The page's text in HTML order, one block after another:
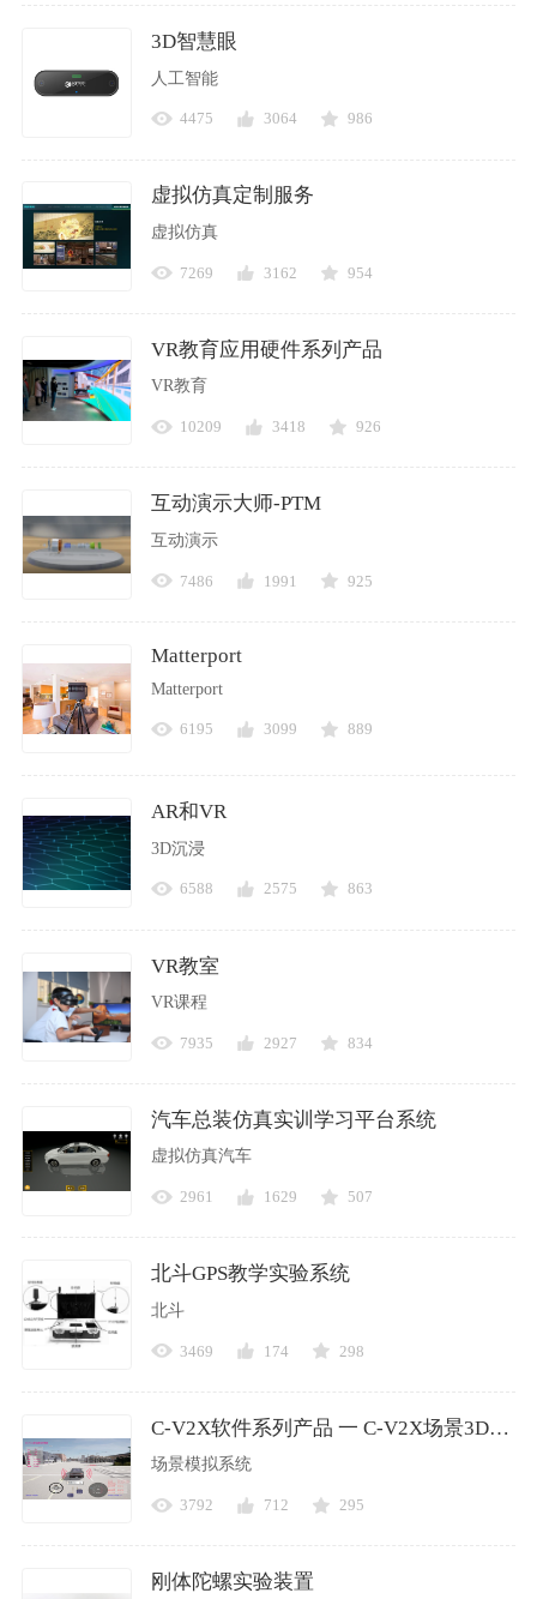
3D智慧眼
人工智能
4475 3064 986
虚拟仿真定制服务
虚拟仿真
7269 3162 954
VR教育应用硬件系列产品
VR教育
10209 3418 926
互动演示大师-PTM
互动演示
7486 1991 925
Matterport
Matterport
6195 3099 889
AR和VR
3D沉浸
6588 2575 863
VR教室
VR课程
7935 2927 834
汽车总装仿真实训学习平台系统
虚拟仿真汽车
2961 1629 507
北斗GPS教学实验系统
北斗
3469 174 298
C-V2X软件系列产品 一 C-V2X场景3D演示系统
场景模拟系统
3792 712 295
刚体陀螺实验装置